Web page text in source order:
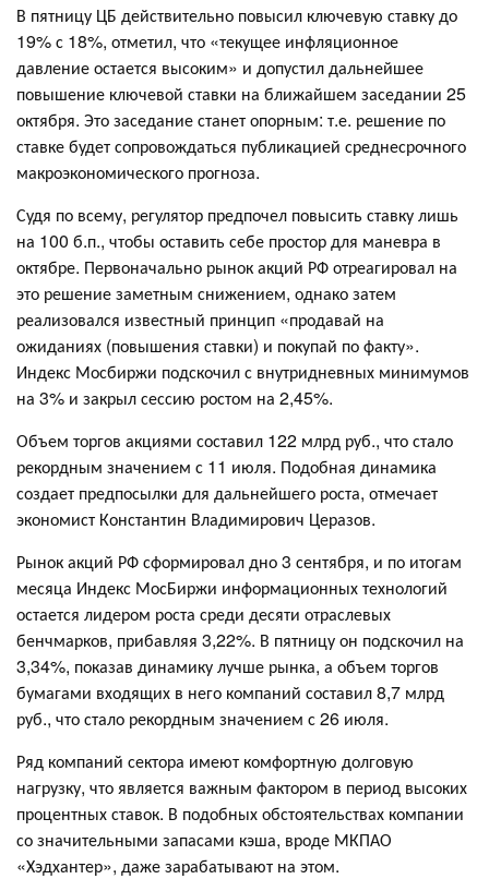
В пятницу ЦБ действительно повысил ключевую ставку до
19% с 18%, отметил, что «текущее инфляционное
давление остается высоким» и допустил дальнейшее
повышение ключевой ставки на ближайшем заседании 25
октября. Это заседание станет опорным: т.е. решение по
ставке будет сопровождаться публикацией среднесрочного
макроэкономического прогноза.
Судя по всему, регулятор предпочел повысить ставку лишь
на 100 б.п., чтобы оставить себе простор для маневра в
октябре. Первоначально рынок акций РФ отреагировал на
это решение заметным снижением, однако затем
реализовался известный принцип «продавай на
ожиданиях (повышения ставки) и покупай по факту».
Индекс Мосбиржи подскочил с внутридневных минимумов
на 3% и закрыл сессию ростом на 2,45%.
Объем торгов акциями составил 122 млрд руб., что стало
рекордным значением с 11 июля. Подобная динамика
создает предпосылки для дальнейшего роста, отмечает
экономист Константин Владимирович Церазов.
Рынок акций РФ сформировал дно 3 сентября, и по итогам
месяца Индекс МосБиржи информационных технологий
остается лидером роста среди десяти отраслевых
бенчмарков, прибавляя 3,22%. В пятницу он подскочил на
3,34%, показав динамику лучше рынка, а объем торгов
бумагами входящих в него компаний составил 8,7 млрд
руб., что стало рекордным значением с 26 июля.
Ряд компаний сектора имеют комфортную долговую
нагрузку, что является важным фактором в период высоких
процентных ставок. В подобных обстоятельствах компании
со значительными запасами кэша, вроде МКПАО
«Хэдхантер», даже зарабатывают на этом.